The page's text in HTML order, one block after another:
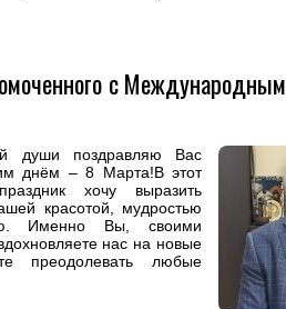
с
души поздравляю Вас
днём – 8 Марта!В этот
хочу выразить
красотой, мудростью
Именно Вы, своими
нас на новые
преодолевать любые